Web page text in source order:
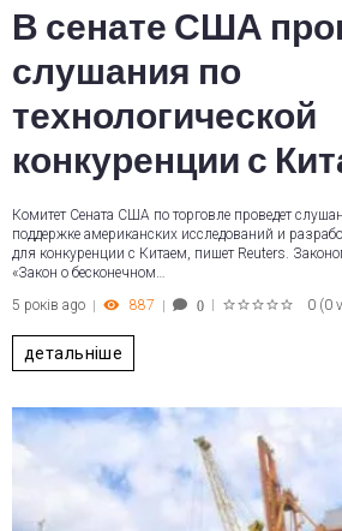
В сенате США
слушания по
технологической
конкуренции с
Комитет Сената США по торговле проведет
поддержке американских исследований и
для конкуренции с Китаем, пишет Reuters.
«Закон о бесконечном…
5 років ago
887 0 0 (0
детальніше